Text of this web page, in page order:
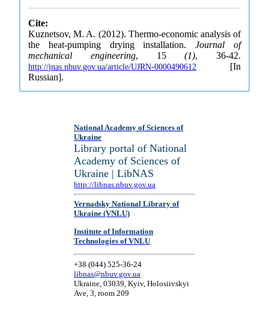
Cite:
Kuznetsov, M. A. (2012). Thermo-economic analysis of
the heat-pumping drying installation.Journal of
mechanical engineering, 15(1), 36-42.
http://jnas.nbuv.gov.ua/article/UJRN-0000490612 [In
Russian].
National Academy of Sciences of
Ukraine
Library portal of National
Academy of Sciences of
Ukraine | LibNAS
http://libnas.nbuv.gov.ua
Vernadsky National Library of
Ukraine (VNLU)
Institute of Information
Technologies of VNLU
+38 (044) 525-36-24
libnas@nbuv.gov.ua
Ukraine, 03039, Kyiv, Holosiivskyi
Ave, 3, room 209